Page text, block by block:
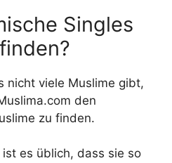
Singles
nicht viele Muslime gibt,
den
zu finden.
es üblich, dass sie so